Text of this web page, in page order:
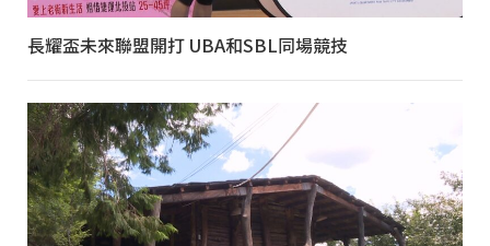
長耀盃未來聯盟開打 UBA和SBL同場競技